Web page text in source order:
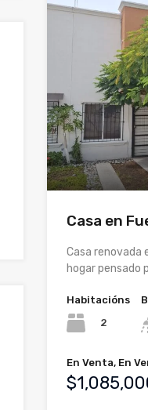
Casa en
Casa renovada
hogar pensado
Habitacións
2
En Venta, En